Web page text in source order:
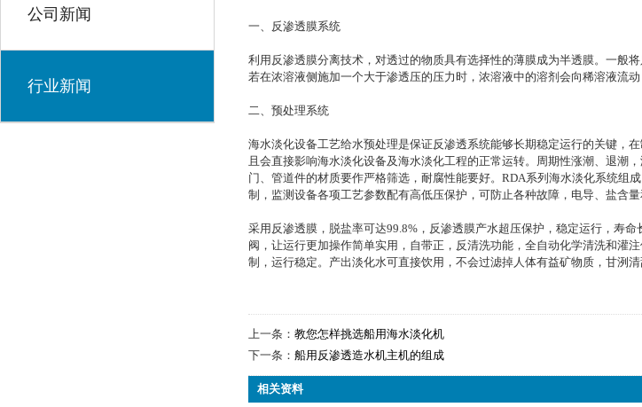
公司新闻
行业新闻
一、反渗透膜系统
利用反渗透膜分离技术，对透过的物质具有选择性的薄膜成为半透膜。一般
若在浓溶液侧施加一个大于渗透压的压力时，浓溶液中的溶剂会向稀溶液流
二、预处理系统
海水淡化设备工艺给水预处理是保证反渗透系统能够长期稳定运行的关键，
且会直接影响海水淡化设备及海水淡化工程的正常运转。周期性涨潮、退潮
门、管道件的材质要作严格筛选，耐腐性能要好。RDA系列海水淡化系统组
制，监测设备各项工艺参数配有高低压保护，可防止各种故障，电导、盐含
采用反渗透膜，脱盐率可达99.8%，反渗透膜产水超压保护，稳定运行，寿
阀，让运行更加操作简单实用，自带正，反清洗功能，全自动化学清洗和灌
制，运行稳定。产出淡化水可直接饮用，不会过滤掉人体有益矿物质，甘洌清
上一条： 教您怎样挑选船用海水淡化机
下一条： 船用反渗透造水机主机的组成
相关资料